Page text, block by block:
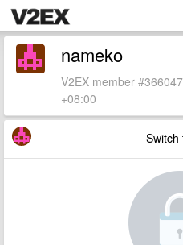
nameko
V2EX member
+08:00
Switch